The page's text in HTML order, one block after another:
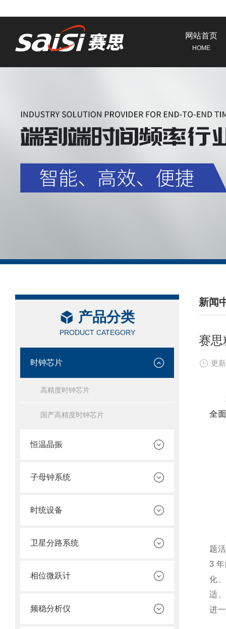
网站首页
HOME
产品分类
PRODUCT CATEGORY
时钟芯片
高精度时钟芯片
国产高精度时钟芯片
恒温晶振
子母钟系统
时统设备
卫星分路系统
相位微跃计
频稳分析仪
新闻
/
赛思
更
全
题
3
化
适
进